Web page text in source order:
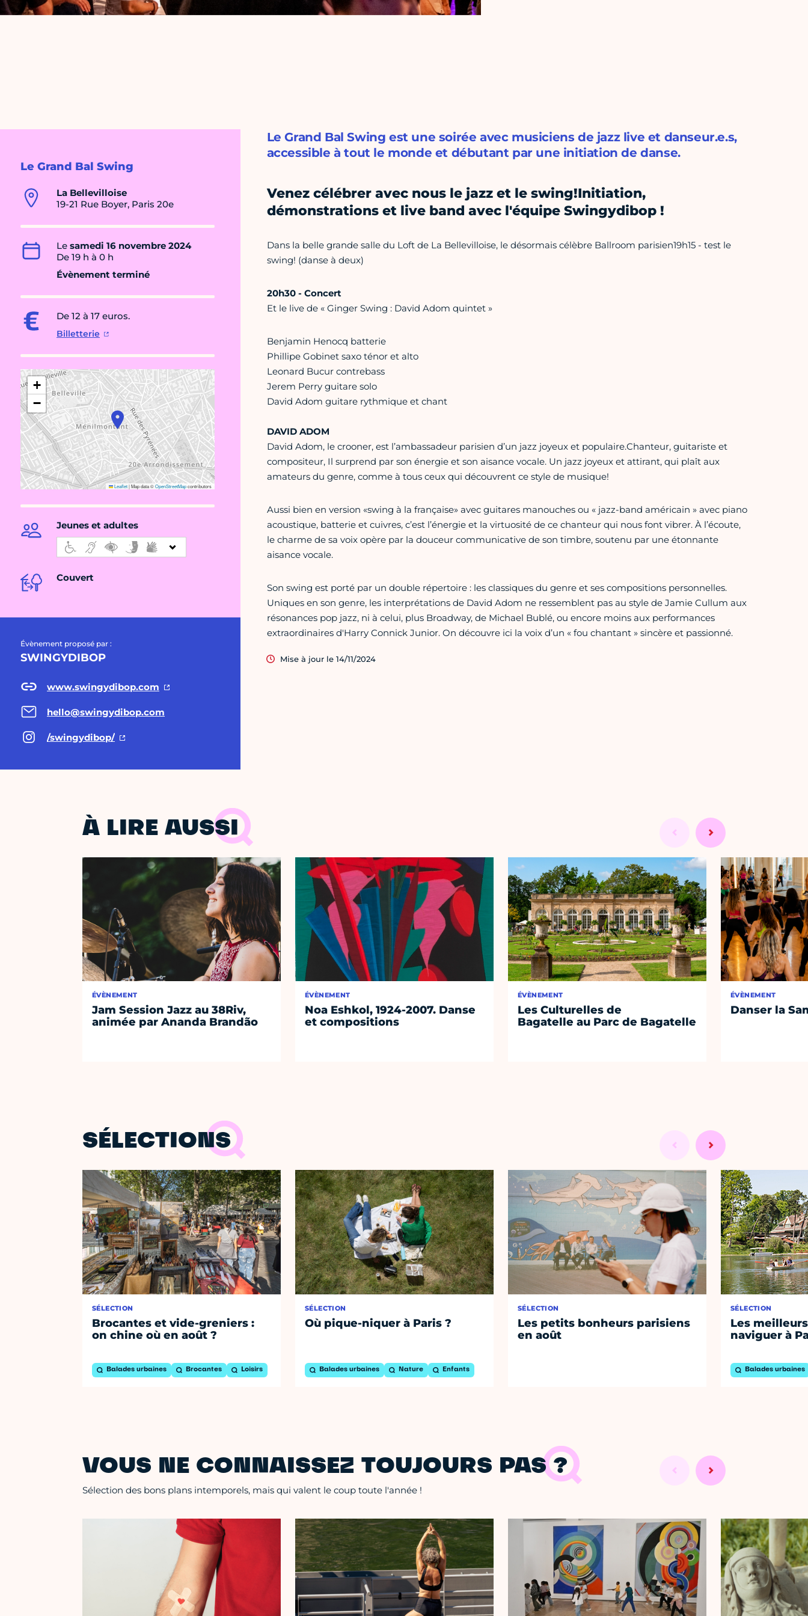
Le Grand Bal Swing
La Bellevilloise
19-21 Rue Boyer, Paris 20e
Le samedi 16 novembre 2024
De 19 h à 0 h
Évènement terminé
De 12 à 17 euros.
Billetterie
+
−
Leaflet|Map data ©OpenStreetMapcontributors
Jeunes et adultes
Couvert
Évènement proposé par :
SWINGYDIBOP
www.swingydibop.com
hello@swingydibop.com
/swingydibop/
Le Grand Bal Swing est une soirée avec musiciens de jazz live et danseur.e.s,
accessible à tout le monde et débutant par une initiation de danse.
Venez célébrer avec nous le jazz et le swing!Initiation,
démonstrations et live band avec l'équipe Swingydibop !
Dans la belle grande salle du Loft de La Bellevilloise, le désormais célèbre Ballroom parisien19h15 - test le
swing! (danse à deux)
20h30 - Concert
Et le live de « Ginger Swing : David Adom quintet »
Benjamin Henocq batterie
Phillipe Gobinet saxo ténor et alto
Leonard Bucur contrebass
Jerem Perry guitare solo
David Adom guitare rythmique et chant
DAVID ADOM
David Adom, le crooner, est l’ambassadeur parisien d’un jazz joyeux et populaire.Chanteur, guitariste et
compositeur, Il surprend par son énergie et son aisance vocale. Un jazz joyeux et attirant, qui plaît aux
amateurs du genre, comme à tous ceux qui découvrent ce style de musique!
Aussi bien en version «swing à la française» avec guitares manouches ou « jazz-band américain » avec piano
acoustique, batterie et cuivres, c’est l’énergie et la virtuosité de ce chanteur qui nous font vibrer. À l’écoute,
le charme de sa voix opère par la douceur communicative de son timbre, soutenu par une étonnante
aisance vocale.
Son swing est porté par un double répertoire : les classiques du genre et ses compositions personnelles.
Uniques en son genre, les interprétations de David Adom ne ressemblent pas au style de Jamie Cullum aux
résonances pop jazz, ni à celui, plus Broadway, de Michael Bublé, ou encore moins aux performances
extraordinaires d'Harry Connick Junior.​ On découvre ici la voix d’un « fou chantant » sincère et passionné.
Mise à jour le 14/11/2024
À LIRE AUSSI
ÉVÈNEMENT
Jam Session Jazz au 38Riv,
animée par Ananda Brandão
ÉVÈNEMENT
Noa Eshkol, 1924-2007. Danse
et compositions
ÉVÈNEMENT
Les Culturelles de
Bagatelle au Parc de Bagatelle
ÉVÈNEMENT
Danser la
SÉLECTIONS
SÉLECTION
Brocantes et vide-greniers :
on chine où en août ?
Balades urbaines Brocantes Loisirs
SÉLECTION
Où pique-niquer à Paris ?
Balades urbaines Nature Enfants
SÉLECTION
Les petits bonheurs parisiens
en août
SÉLECTION
Les
naviguer à
Balades urbaines
VOUS NE CONNAISSEZ TOUJOURS PAS ?
Sélection des bons plans intemporels, mais qui valent le coup toute l'année !